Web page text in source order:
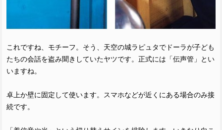
これですね、モチーフ。そう、天空の城ラピュタでドーラが子ども
たちの会話を盗み聞きしていたヤツです。正式には「伝声管」とい
いますね。
卓上か壁に固定して使います。スマホなどが近くにある場合のみ接
続です。